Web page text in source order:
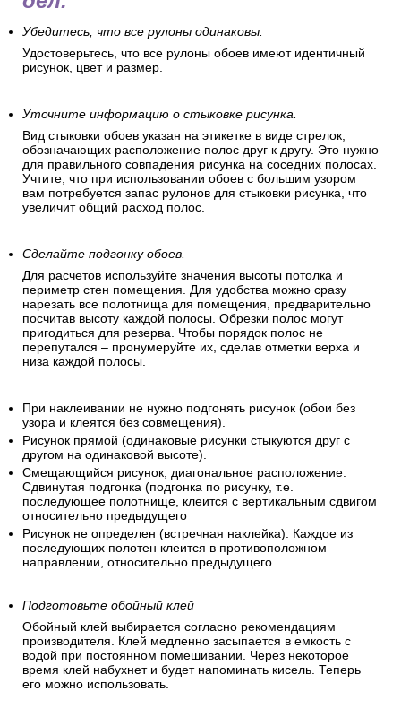
Убедитесь, что все рулоны одинаковы.
Удостоверьтесь, что все рулоны обоев имеют идентичный
рисунок, цвет и размер.
Уточните информацию о стыковке рисунка.
Вид стыковки обоев указан на этикетке в виде стрелок,
обозначающих расположение полос друг к другу. Это нужно
для правильного совпадения рисунка на соседних полосах.
Учтите, что при использовании обоев с большим узором
вам потребуется запас рулонов для стыковки рисунка, что
увеличит общий расход полос.
Сделайте подгонку обоев.
Для расчетов используйте значения высоты потолка и
периметр стен помещения. Для удобства можно сразу
нарезать все полотнища для помещения, предварительно
посчитав высоту каждой полосы. Обрезки полос могут
пригодиться для резерва. Чтобы порядок полос не
перепутался – пронумеруйте их, сделав отметки верха и
низа каждой полосы.
При наклеивании не нужно подгонять рисунок (обои без
узора и клеятся без совмещения).
Рисунок прямой (одинаковые рисунки стыкуются друг с
другом на одинаковой высоте).
Смещающийся рисунок, диагональное расположение.
Сдвинутая подгонка (подгонка по рисунку, т.е.
последующее полотнище, клеится с вертикальным сдвигом
относительно предыдущего
Рисунок не определен (встречная наклейка). Каждое из
последующих полотен клеится в противоположном
направлении, относительно предыдущего
Подготовьте обойный клей
Обойный клей выбирается согласно рекомендациям
производителя. Клей медленно засыпается в емкость с
водой при постоянном помешивании. Через некоторое
время клей набухнет и будет напоминать кисель. Теперь
его можно использовать.